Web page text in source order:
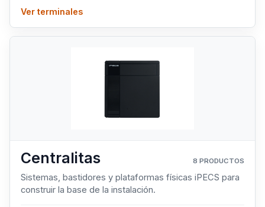
Ver terminales
Centralitas 8 PRODUCTOS
Sistemas, bastidores y plataformas físicas iPECS para
construir la base de la instalación.